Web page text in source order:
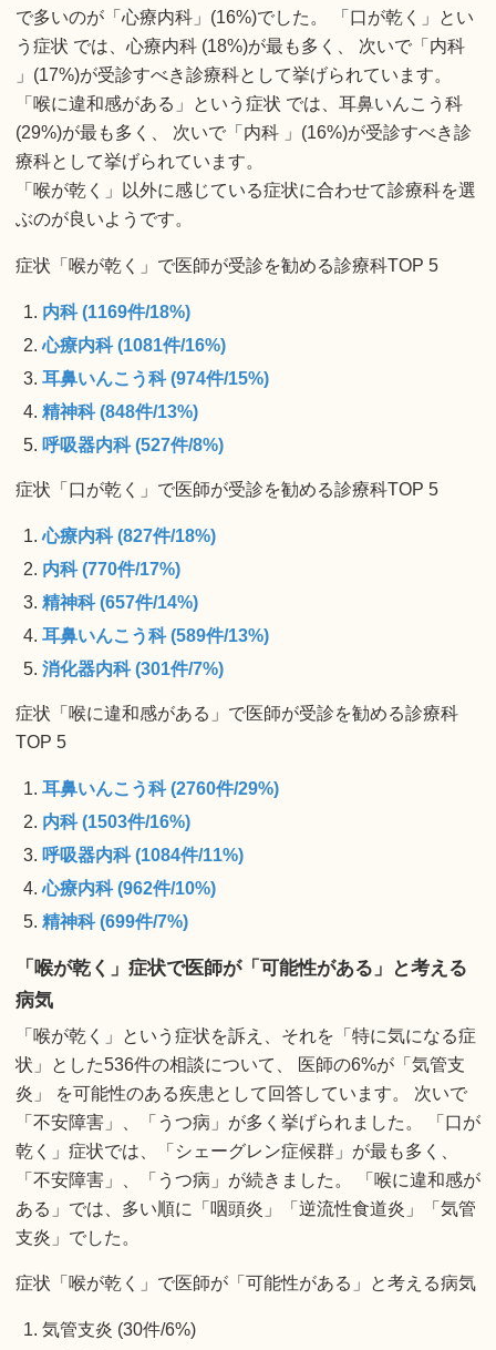
で多いのが「心療内科」(16%)でした。 「口が乾く」とい
う症状 では、心療内科 (18%)が最も多く、 次いで「内科
」(17%)が受診すべき診療科として挙げられています。
「喉に違和感がある」という症状 では、耳鼻いんこう科
(29%)が最も多く、 次いで「内科 」(16%)が受診すべき診
療科として挙げられています。
「喉が乾く」以外に感じている症状に合わせて診療科を選
ぶのが良いようです。
症状「喉が乾く」で医師が受診を勧める診療科TOP 5
内科 (1169件/18%)
心療内科 (1081件/16%)
耳鼻いんこう科 (974件/15%)
精神科 (848件/13%)
呼吸器内科 (527件/8%)
症状「口が乾く」で医師が受診を勧める診療科TOP 5
心療内科 (827件/18%)
内科 (770件/17%)
精神科 (657件/14%)
耳鼻いんこう科 (589件/13%)
消化器内科 (301件/7%)
症状「喉に違和感がある」で医師が受診を勧める診療科
TOP 5
耳鼻いんこう科 (2760件/29%)
内科 (1503件/16%)
呼吸器内科 (1084件/11%)
心療内科 (962件/10%)
精神科 (699件/7%)
「喉が乾く」症状で医師が「可能性がある」と考える
病気
「喉が乾く」という症状を訴え、それを「特に気になる症
状」とした536件の相談について、 医師の6%が「気管支
炎」 を可能性のある疾患として回答しています。 次いで
「不安障害」、「うつ病」が多く挙げられました。 「口が
乾く」症状では、「シェーグレン症候群」が最も多く、
「不安障害」、「うつ病」が続きました。 「喉に違和感が
ある」では、多い順に「咽頭炎」「逆流性食道炎」「気管
支炎」でした。
症状「喉が乾く」で医師が「可能性がある」と考える病気
気管支炎 (30件/6%)